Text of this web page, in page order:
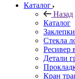
Каталог
Назад
Каталог
Стекла
Ресивер
Детали
Кран